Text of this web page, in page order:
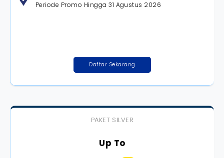
Periode Promo Hingga 31 Agustus 2026
Daftar Sekarang
PAKET SILVER
Up To